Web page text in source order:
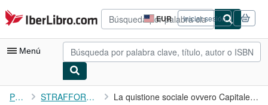
Pasar al contenido principal
IberLibro.com EUR
Preferencias
de
compra
del
Iniciar sesión
Menú
Mi cuenta
Portada STRAFFORELLO, Gustavo La quistione sociale ovvero Capitale e lavoro. Ammaestramenti e ...